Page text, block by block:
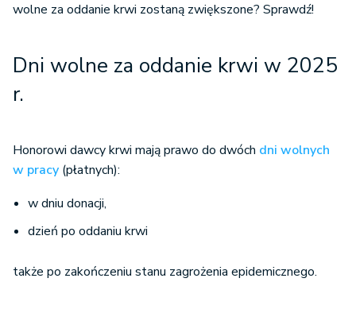
wolne za oddanie krwi zostaną zwiększone? Sprawdź!
Dni wolne za oddanie krwi w 2025
r.
Honorowi dawcy krwi mają prawo do dwóch dni wolnych
w pracy (płatnych):
w dniu donacji,
dzień po oddaniu krwi
także po zakończeniu stanu zagrożenia epidemicznego.